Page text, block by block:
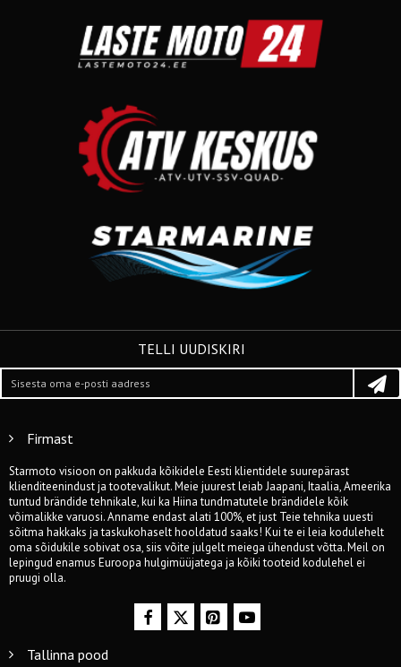
TELLI UUDISKIRI
Firmast
Starmoto visioon on pakkuda kõikidele Eesti klientidele suurepärast
klienditeenindust ja tootevalikut. Meie juurest leiab Jaapani, Itaalia, Ameerika
tuntud brändide tehnikale, kui ka Hiina tundmatutele brändidele kõik
võimalikke varuosi. Anname endast alati 100%, et just Teie tehnika uuesti
sõitma hakkaks ja taskukohaselt hooldatud saaks! Kui te ei leia kodulehelt
oma sõidukile sobivat osa, siis võite julgelt meiega ühendust võtta. Meil on
lepingud enamus Euroopa hulgimüüjatega ja kõiki tooteid kodulehel ei
pruugi olla.
Tallinna pood